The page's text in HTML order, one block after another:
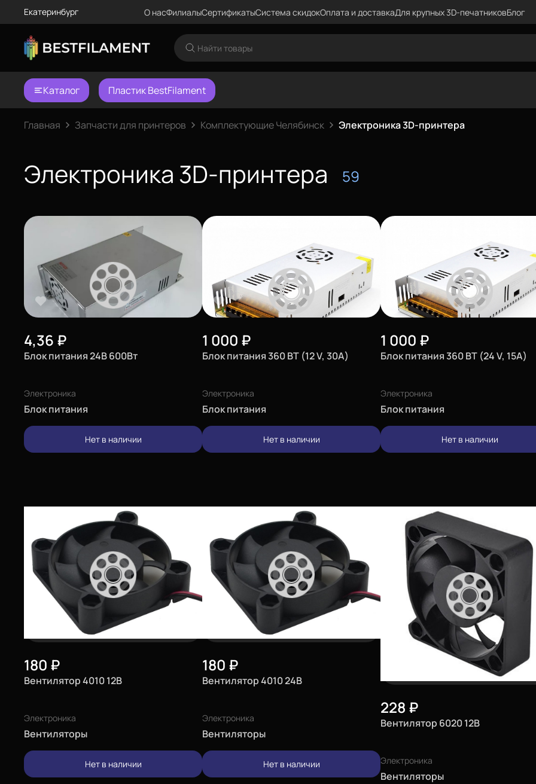
Екатеринбург О насФилиалыСертификатыСистема скидокОплата и доставкаДля крупных 3D-печатниковБлог
Каталог Пластик BestFilament
Главная Запчасти для принтеров Комплектующие Челябинск Электроника 3D-принтера
Электроника 3D-принтера 59
4,36 ₽
Блок питания 24В 600Вт
Электроника
Блок питания
Нет в наличии
1 000 ₽
Блок питания 360 BТ (12 V, 30A)
Электроника
Блок питания
Нет в наличии
1 000 ₽
Блок питания 360 BТ (24 V, 15A)
Электроника
Блок питания
Нет в наличии
180 ₽
Вентилятор 4010 12В
Электроника
Вентиляторы
Нет в наличии
180 ₽
Вентилятор 4010 24В
Электроника
Вентиляторы
Нет в наличии
228 ₽
Вентилятор 6020 12В
Электроника
Вентиляторы